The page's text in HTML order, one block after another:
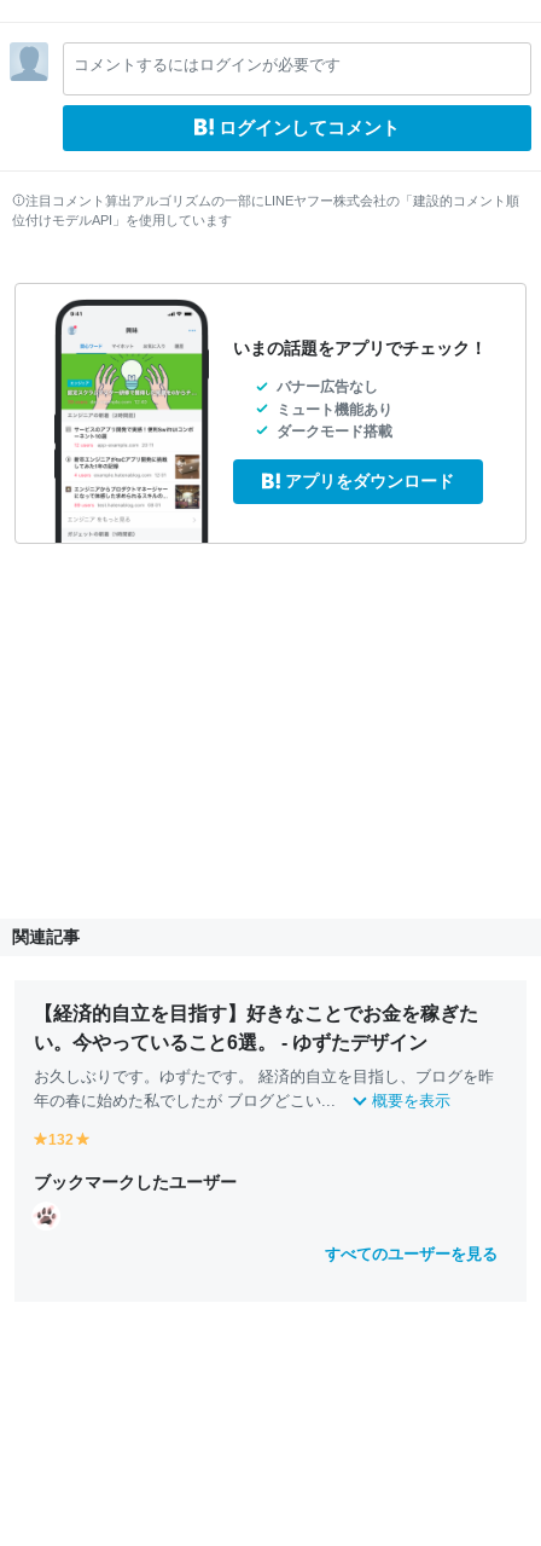
コメントするにはログインが必要です
ログインしてコメント
注目コメント算出アルゴリズムの一部にLINEヤフー株式会社の「建設的コメント順
位付けモデルAPI」を使用しています
いまの話題をアプリでチェック！
バナー広告なし
ミュート機能あり
ダークモード搭載
アプリをダウンロード
関連記事
【経済的自立を目指す】好きなことでお金を稼ぎた
い。今やっていること6選。 - ゆずたデザイン
お久しぶりです。ゆずたです。 経済的自立を目指し、ブログを昨
年の春に始めた私でしたが ブログどこい...
概要を表示
y
ll
o
w
132
ll
ブックマークしたユーザー
すべてのユーザーを見る